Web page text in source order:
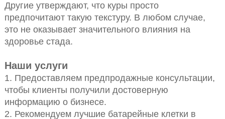
Другие утверждают, что куры просто
предпочитают такую текстуру. В любом случае,
это не оказывает значительного влияния на
здоровье стада.
Наши услуги
1. Предоставляем предпродажные консультации,
чтобы клиенты получили достоверную
информацию о бизнесе.
2. Рекомендуем лучшие батарейные клетки в